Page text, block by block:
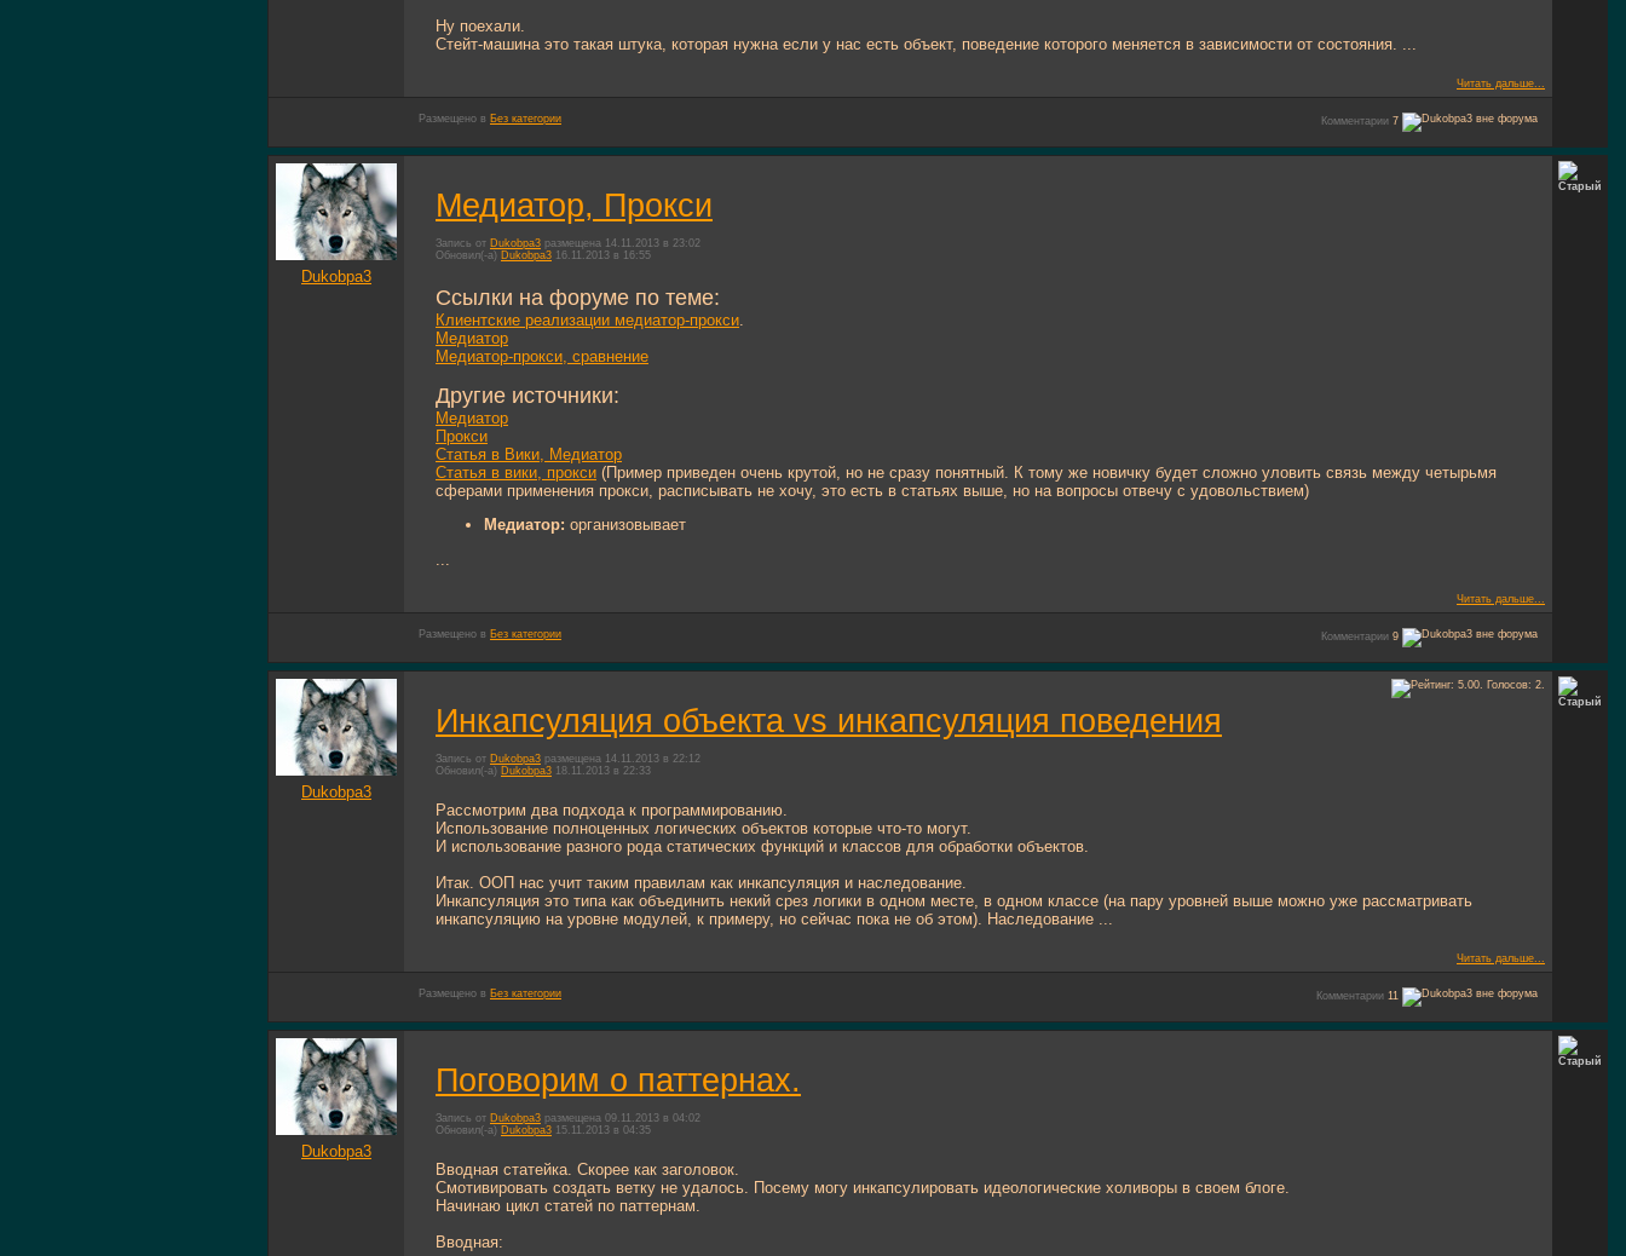
Ну поехали.
Стейт-машина это такая штука, которая нужна если у нас есть объект, поведение которого меняется в зависимости от состояния. ...
Читать дальше...
Размещено в Без категории Комментарии 7
Dukobpa3
Медиатор, Прокси
Запись от Dukobpa3 размещена 14.11.2013 в 23:02
Обновил(-а) Dukobpa3 16.11.2013 в 16:55
Ссылки на форуме по теме:
Клиентские реализации медиатор-прокси.
Медиатор
Медиатор-прокси, сравнение
Другие источники:
Медиатор
Прокси
Статья в Вики, Медиатор
Статья в вики, прокси (Пример приведен очень крутой, но не сразу понятный. К тому же новичку будет сложно уловить связь между четырьмя
сферами применения прокси, расписывать не хочу, это есть в статьях выше, но на вопросы отвечу с удовольствием)
Медиатор: организовывает
Читать дальше...
Размещено в Без категории Комментарии 9
Dukobpa3
Инкапсуляция объекта vs инкапсуляция поведения
Запись от Dukobpa3 размещена 14.11.2013 в 22:12
Обновил(-а) Dukobpa3 18.11.2013 в 22:33
Рассмотрим два подхода к программированию.
Использование полноценных логических объектов которые что-то могут.
И использование разного рода статических функций и классов для обработки объектов.
Итак. ООП нас учит таким правилам как инкапсуляция и наследование.
Инкапсуляция это типа как объединить некий срез логики в одном месте, в одном классе (на пару уровней выше можно уже рассматривать
инкапсуляцию на уровне модулей, к примеру, но сейчас пока не об этом). Наследование ...
Читать дальше...
Размещено в Без категории Комментарии 11
Dukobpa3
Поговорим о паттернах.
Запись от Dukobpa3 размещена 09.11.2013 в 04:02
Обновил(-а) Dukobpa3 15.11.2013 в 04:35
Вводная статейка. Скорее как заголовок.
Смотивировать создать ветку не удалось. Посему могу инкапсулировать идеологические холиворы в своем блоге.
Начинаю цикл статей по паттернам.
Вводная: